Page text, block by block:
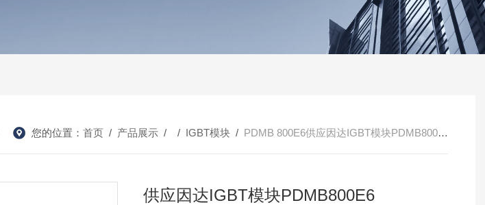
您的位置： 首页/ 产品展示/ / IGBT模块/ PDMB 800E6供应因达IGBT模块PDMB800E6
供应因达IGBT模块PDMB800E6